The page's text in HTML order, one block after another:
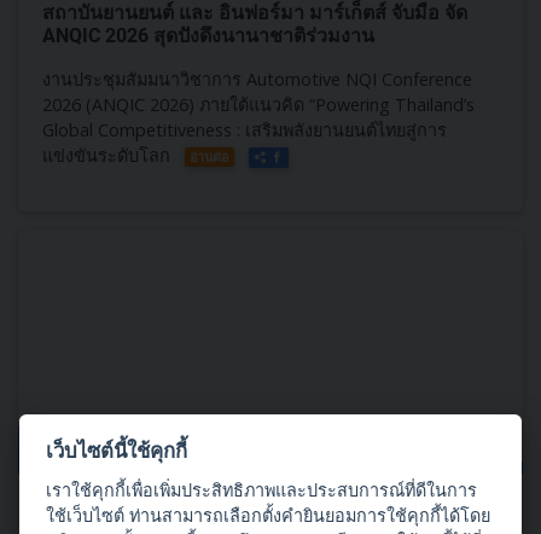
สถาบันยานยนต์​ และ อินฟอร์มา มาร์เก็ตส์ จับมือ จัด
ANQIC​ 2026 สุดปังดึงนานาชาติร่วมงาน
งานประชุมสัมมนาวิชาการ Automotive NQI Conference
2026 (ANQIC​ 2026)​ ภายใต้แนวคิด “Powering Thailand’s
Global Competitiveness : เสริมพลังยานยนต์ไทยสู่การ
แข่งขันระดับโลก
อ่านต่อ
03 กรกฎาคม 2569
เปิดลงทะเบียนแล้ววันนี้!!! Automotive NQI Conference
เว็บไซต์นี้ใช้คุกกี้
เราใช้คุกกี้เพื่อเพิ่มประสิทธิภาพและประสบการณ์ที่ดีในการ
ใช้เว็บไซต์ ท่านสามารถเลือกตั้งคำยินยอมการใช้คุกกี้ได้โดย